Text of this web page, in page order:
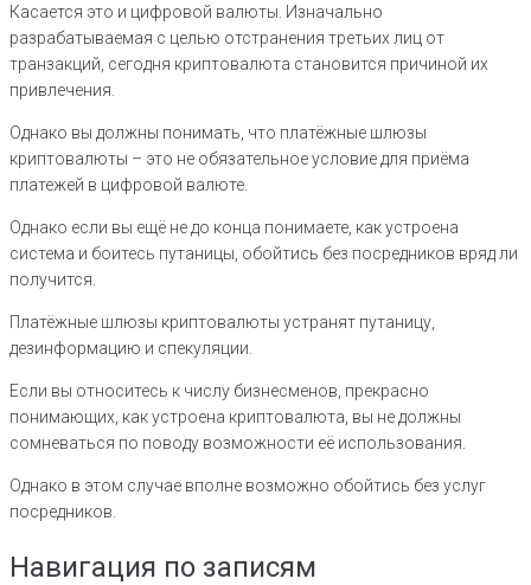
Касается это и цифровой валюты. Изначально
разрабатываемая с целью отстранения третьих лиц от
транзакций, сегодня криптовалюта становится причиной их
привлечения.
Однако вы должны понимать, что платёжные шлюзы
криптовалюты – это не обязательное условие для приёма
платежей в цифровой валюте.
Однако если вы ещё не до конца понимаете, как устроена
система и боитесь путаницы, обойтись без посредников вряд ли
получится.
Платёжные шлюзы криптовалюты устранят путаницу,
дезинформацию и спекуляции.
Если вы относитесь к числу бизнесменов, прекрасно
понимающих, как устроена криптовалюта, вы не должны
сомневаться по поводу возможности её использования.
Однако в этом случае вполне возможно обойтись без услуг
посредников.
Навигация по записям